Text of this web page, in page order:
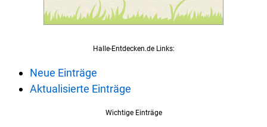
Halle-Entdecken.de Links:
Neue Einträge
Aktualisierte Einträge
Wichtige Einträge